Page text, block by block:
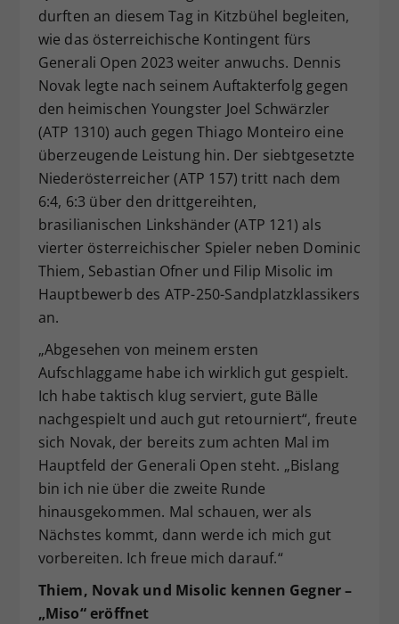
durften an diesem Tag in Kitzbühel begleiten,
wie das österreichische Kontingent fürs
Generali Open 2023 weiter anwuchs. Dennis
Novak legte nach seinem Auftakterfolg gegen
den heimischen Youngster Joel Schwärzler
(ATP 1310) auch gegen Thiago Monteiro eine
überzeugende Leistung hin. Der siebtgesetzte
Niederösterreicher (ATP 157) tritt nach dem
6:4, 6:3 über den drittgereihten,
brasilianischen Linkshänder (ATP 121) als
vierter österreichischer Spieler neben Dominic
Thiem, Sebastian Ofner und Filip Misolic im
Hauptbewerb des ATP-250-Sandplatzklassikers
an.
„Abgesehen von meinem ersten
Aufschlaggame habe ich wirklich gut gespielt.
Ich habe taktisch klug serviert, gute Bälle
nachgespielt und auch gut retourniert“, freute
sich Novak, der bereits zum achten Mal im
Hauptfeld der Generali Open steht. „Bislang
bin ich nie über die zweite Runde
hinausgekommen. Mal schauen, wer als
Nächstes kommt, dann werde ich mich gut
vorbereiten. Ich freue mich darauf.“
Thiem, Novak und Misolic kennen Gegner –
„Miso“ eröffnet
Zweck
Dieser Wert speichert Ihre Consent-
Einstellungen. Unter anderem eine
zufällig generierte ID, für die
historische Speicherung Ihrer
vorgenommen Einstellungen, falls der
Webseiten-Betreiber dies eingestellt
hat.